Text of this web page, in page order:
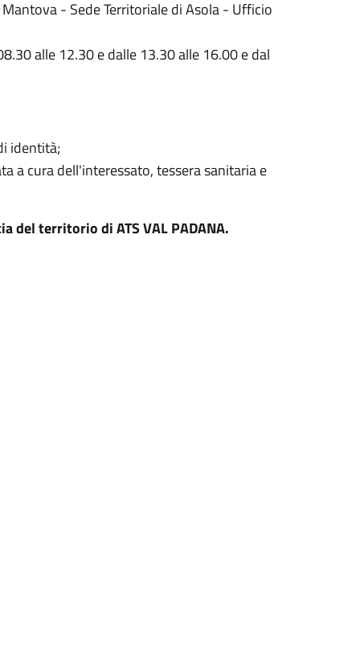
- Sede Territoriale di Asola - Ufficio
alle 12.30 e dalle 13.30 alle 16.00 e dal
identità;
a cura dell'interessato, tessera sanitaria e
del territorio di ATS VAL PADANA.